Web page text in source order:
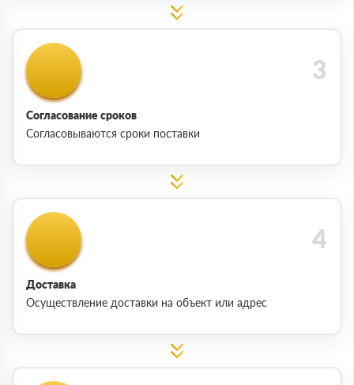
Согласование сроков
Согласовываются сроки поставки
Доставка
Осуществление доставки на объект или адрес